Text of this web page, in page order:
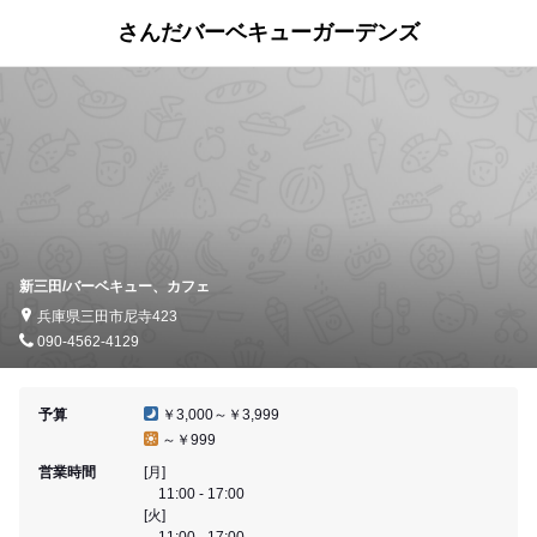
さんだバーベキューガーデンズ
新三田/バーベキュー、カフェ
兵庫県三田市尼寺423
090-4562-4129
予算
￥3,000～￥3,999
～￥999
営業時間
[月]
11:00 - 17:00
[火]